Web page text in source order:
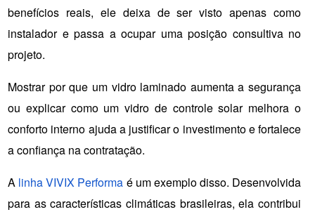
benefícios reais, ele deixa de ser visto apenas como
instalador e passa a ocupar uma posição consultiva no
projeto.
Mostrar por que um vidro laminado aumenta a segurança
ou explicar como um vidro de controle solar melhora o
conforto interno ajuda a justificar o investimento e fortalece
a confiança na contratação.
A linha VIVIX Performa é um exemplo disso. Desenvolvida
para as características climáticas brasileiras, ela contribui